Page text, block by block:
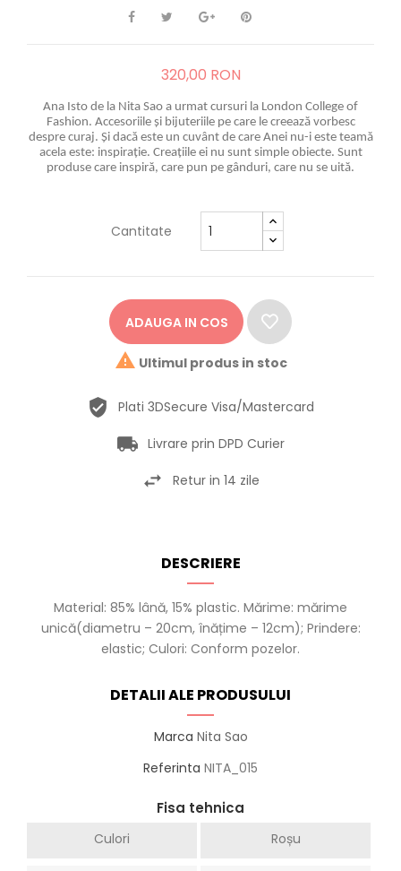
320,00 RON
Ana Isto de la Nita Sao a urmat cursuri la London College of
Fashion. Accesoriile și bijuteriile pe care le creează vorbesc
despre curaj. Și dacă este un cuvânt de care Anei nu-i este teamă
acela este: inspirație. Creațiile ei nu sunt simple obiecte. Sunt
produse care inspiră, care pun pe gânduri, care nu se uită.
Cantitate
ADAUGA IN COS
 Ultimul produs in stoc
Plati 3DSecure Visa/Mastercard
Livrare prin DPD Curier
Retur in 14 zile
DESCRIERE
Material: 85% lână, 15% plastic. Mărime: mărime
unică(diametru – 20cm, înățime – 12cm); Prindere:
elastic; Culori: Conform pozelor.
DETALII ALE PRODUSULUI
Marca Nita Sao
Referinta NITA_015
Fisa tehnica
Culori Roșu